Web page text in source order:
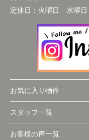
定休日： 火曜日 水曜日
お気に入り物件
スタッフ一覧
お客様の声一覧